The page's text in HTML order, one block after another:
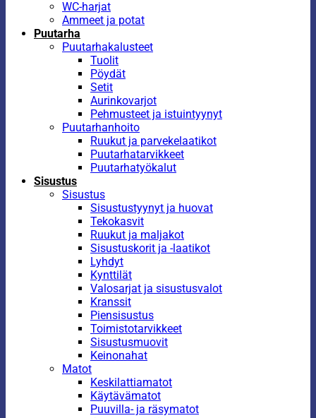
WC-harjat
Ammeet ja potat
Puutarha
Puutarhakalusteet
Tuolit
Pöydät
Setit
Aurinkovarjot
Pehmusteet ja istuintyynyt
Puutarhanhoito
Ruukut ja parvekelaatikot
Puutarhatarvikkeet
Puutarhatyökalut
Sisustus
Sisustus
Sisustustyynyt ja huovat
Tekokasvit
Ruukut ja maljakot
Sisustuskorit ja -laatikot
Lyhdyt
Kynttilät
Valosarjat ja sisustusvalot
Kranssit
Piensisustus
Toimistotarvikkeet
Sisustusmuovit
Keinonahat
Matot
Keskilattiamatot
Käytävämatot
Puuvilla- ja räsymatot